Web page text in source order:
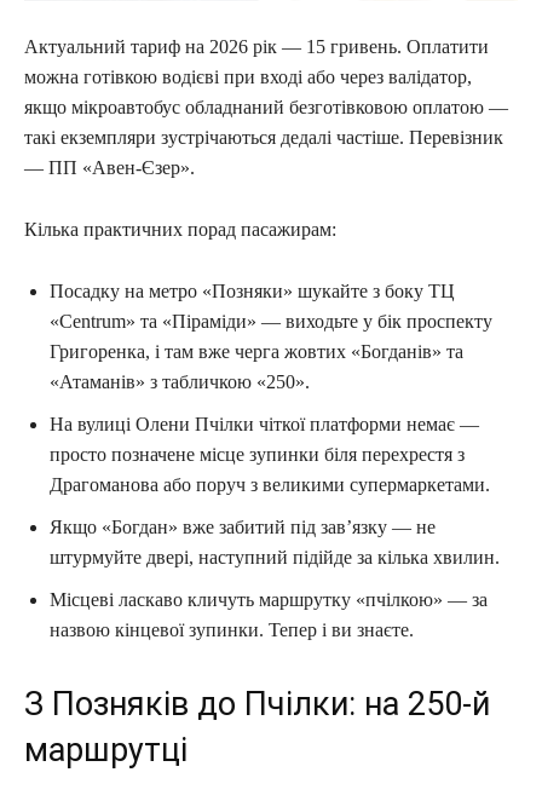
Актуальний тариф на 2026 рік — 15 гривень. Оплатити
можна готівкою водієві при вході або через валідатор,
якщо мікроавтобус обладнаний безготівковою оплатою —
такі екземпляри зустрічаються дедалі частіше. Перевізник
— ПП «Авен-Єзер».
Кілька практичних порад пасажирам:
Посадку на метро «Позняки» шукайте з боку ТЦ
«Centrum» та «Піраміди» — виходьте у бік проспекту
Григоренка, і там вже черга жовтих «Богданів» та
«Атаманів» з табличкою «250».
На вулиці Олени Пчілки чіткої платформи немає —
просто позначене місце зупинки біля перехрестя з
Драгоманова або поруч з великими супермаркетами.
Якщо «Богдан» вже забитий під зав’язку — не
штурмуйте двері, наступний підійде за кілька хвилин.
Місцеві ласкаво кличуть маршрутку «пчілкою» — за
назвою кінцевої зупинки. Тепер і ви знаєте.
З Позняків до Пчілки: на 250-й
маршрутці